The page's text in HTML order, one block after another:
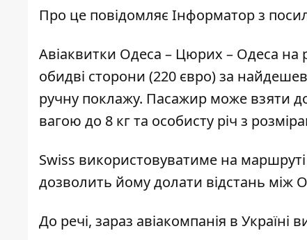
Про це повідомляє Інформаторз
Авіаквитки Одеса – Цюрих – Одеса на
обидві сторони (220 євро) за
ручну поклажу. Пасажир може взяти
вагою до 8 кг та особисту річ з
Swiss використовуватиме на
дозволить йому долати відстань
До речі, зараз авіакомпанія в